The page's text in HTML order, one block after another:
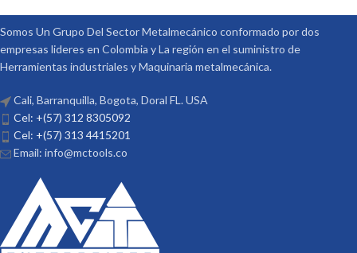
Somos Un Grupo Del Sector Metalmecánico conformado por dos
empresas lideres en Colombia y La región en el suministro de
Herramientas industriales y Maquinaria metalmecánica.
Cali, Barranquilla, Bogota, Doral FL. USA
Cel: +(57) 312 8305092
Cel: +(57) 313 4415201
Email: info@mctools.co